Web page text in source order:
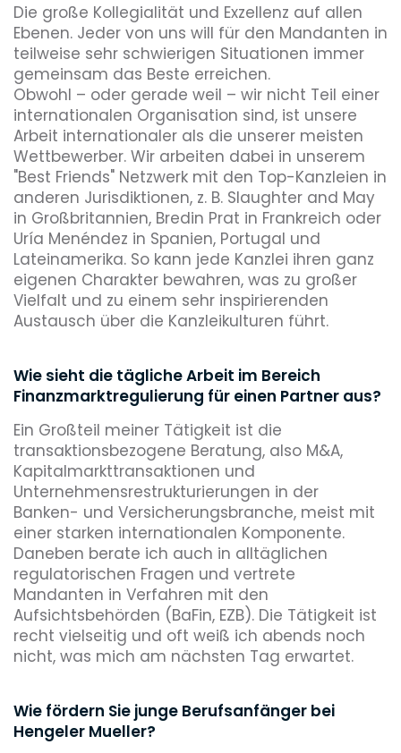
Die große Kollegialität und Exzellenz auf allen
Ebenen. Jeder von uns will für den Mandanten in
teilweise sehr schwierigen Situationen immer
gemeinsam das Beste erreichen.
Obwohl – oder gerade weil – wir nicht Teil einer
internationalen Organisation sind, ist unsere
Arbeit internationaler als die unserer meisten
Wettbewerber. Wir arbeiten dabei in unserem
"Best Friends" Netzwerk mit den Top-Kanzleien in
anderen Jurisdiktionen, z. B. Slaughter and May
in Großbritannien, Bredin Prat in Frankreich oder
Uría Menéndez in Spanien, Portugal und
Lateinamerika. So kann jede Kanzlei ihren ganz
eigenen Charakter bewahren, was zu großer
Vielfalt und zu einem sehr inspirierenden
Austausch über die Kanzleikulturen führt.
Wie sieht die tägliche Arbeit im Bereich
Finanzmarktregulierung für einen Partner aus?
Ein Großteil meiner Tätigkeit ist die
transaktionsbezogene Beratung, also M&A,
Kapitalmarkttransaktionen und
Unternehmensrestrukturierungen in der
Banken- und Versicherungsbranche, meist mit
einer starken internationalen Komponente.
Daneben berate ich auch in alltäglichen
regulatorischen Fragen und vertrete
Mandanten in Verfahren mit den
Aufsichtsbehörden (BaFin, EZB). Die Tätigkeit ist
recht vielseitig und oft weiß ich abends noch
nicht, was mich am nächsten Tag erwartet.
Wie fördern Sie junge Berufsanfänger bei
Hengeler Mueller?